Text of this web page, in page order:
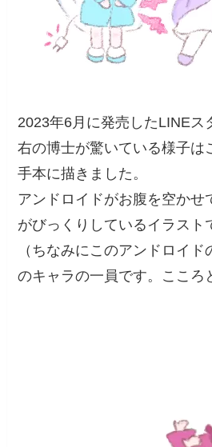
2023年6月に発売したLINEス
右の博士が驚いている様子は
手本に描きました。
アンドロイドがお腹を空かせ
がびっくりしているイラスト
（ちなみにこのアンドロイ
のキャラの一員です。こころ